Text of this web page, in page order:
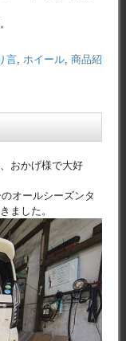
言 ホイール 商品紹
、おかげ様で大好
オールシーズンタ
ました。